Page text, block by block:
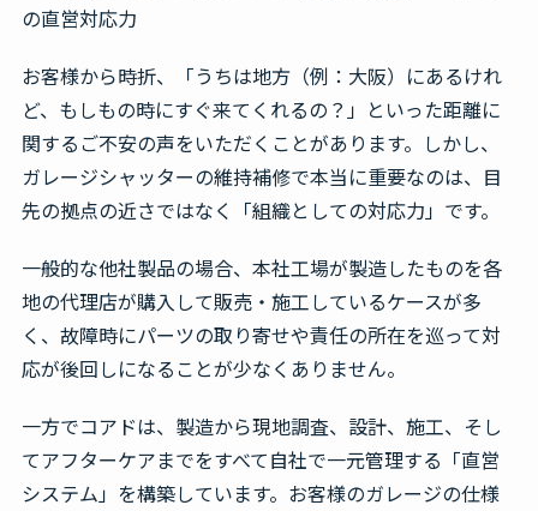
の直営対応力
お客様から時折、「うちは地方（例：大阪）にあるけれ
ど、もしもの時にすぐ来てくれるの？」といった距離に
関するご不安の声をいただくことがあります。しかし、
ガレージシャッターの維持補修で本当に重要なのは、目
先の拠点の近さではなく「組織としての対応力」です。
一般的な他社製品の場合、本社工場が製造したものを各
地の代理店が購入して販売・施工しているケースが多
く、故障時にパーツの取り寄せや責任の所在を巡って対
応が後回しになることが少なくありません。
一方でコアドは、製造から現地調査、設計、施工、そし
てアフターケアまでをすべて自社で一元管理する「直営
システム」を構築しています。お客様のガレージの仕様